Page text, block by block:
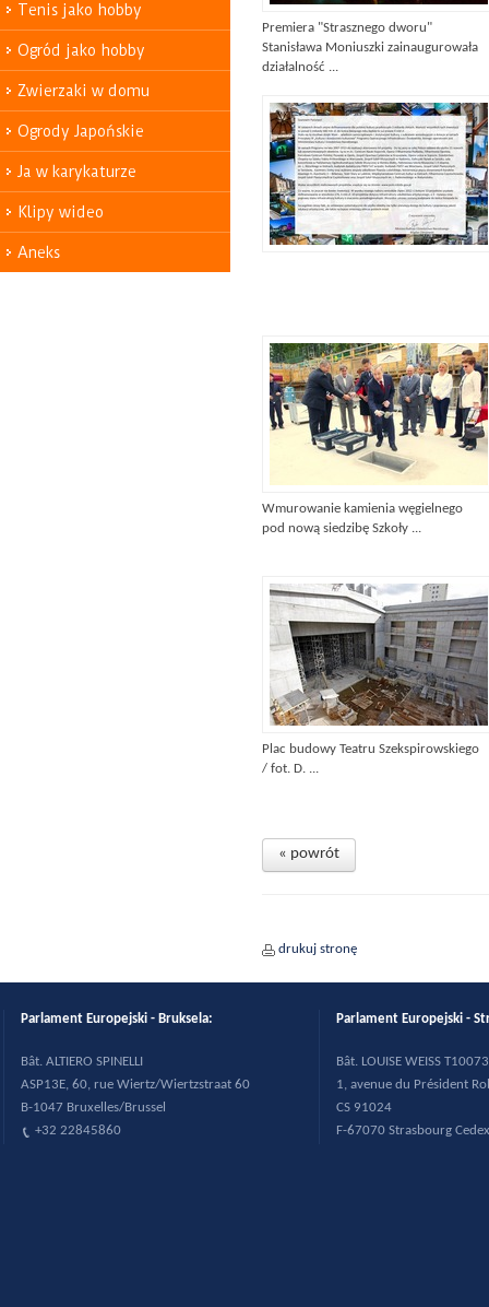
Tenis jako hobby
Ogród jako hobby
Zwierzaki w domu
Ogrody Japońskie
Ja w karykaturze
Klipy wideo
Aneks
Premiera "Strasznego dworu"
Stanisława Moniuszki zainaugurowała
działalność ...
Wmurowanie kamienia węgielnego
pod nową siedzibę Szkoły ...
Plac budowy Teatru Szekspirowskiego
/ fot. D. ...
« powrót
drukuj stronę
Parlament Europejski - Bruksela:
Bât. ALTIERO SPINELLI
ASP13E, 60, rue Wiertz/Wiertzstraat 60
B-1047 Bruxelles/Brussel
+32 22845860
Parlament Europejski -
Bât. LOUISE WEISS T10073
1, avenue du Président
CS 91024
F-67070 Strasbourg Cedex